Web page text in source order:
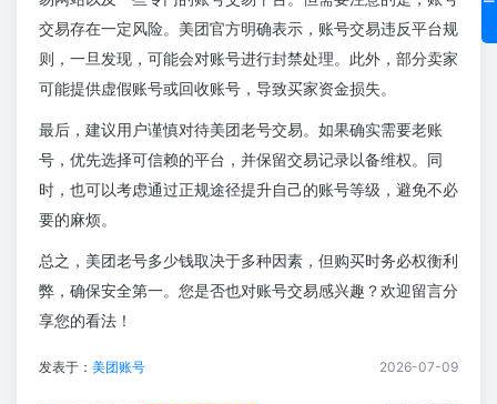
交易存在一定风险。美团官方明确表示，账号交易违反平台规
则，一旦发现，可能会对账号进行封禁处理。此外，部分卖家
可能提供虚假账号或回收账号，导致买家资金损失。
最后，建议用户谨慎对待美团老号交易。如果确实需要老账
号，优先选择可信赖的平台，并保留交易记录以备维权。同
时，也可以考虑通过正规途径提升自己的账号等级，避免不必
要的麻烦。
总之，美团老号多少钱取决于多种因素，但购买时务必权衡利
弊，确保安全第一。您是否也对账号交易感兴趣？欢迎留言分
享您的看法！
发表于： 美团账号 2026-07-09